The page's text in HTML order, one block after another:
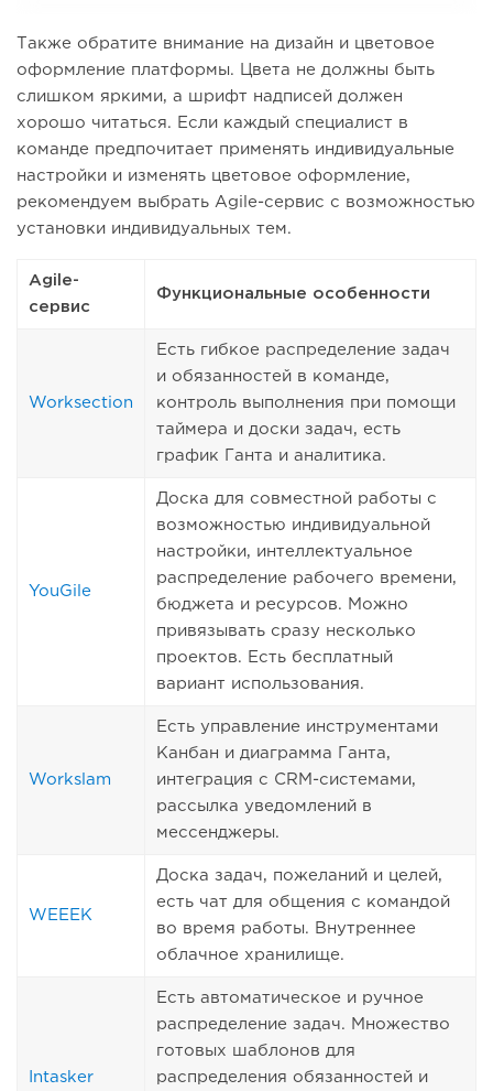
Также обратите внимание на дизайн и цветовое
оформление платформы. Цвета не должны быть
слишком яркими, а шрифт надписей должен
хорошо читаться. Если каждый специалист в
команде предпочитает применять индивидуальные
настройки и изменять цветовое оформление,
рекомендуем выбрать Agile-сервис с возможностью
установки индивидуальных тем.
Agile-
сервис
Функциональные особенности
Worksection
Есть гибкое распределение задач
и обязанностей в команде,
контроль выполнения при помощи
таймера и доски задач, есть
график Ганта и аналитика.
YouGile
Доска для совместной работы с
возможностью индивидуальной
настройки, интеллектуальное
распределение рабочего времени,
бюджета и ресурсов. Можно
привязывать сразу несколько
проектов. Есть бесплатный
вариант использования.
Workslam
Есть управление инструментами
Канбан и диаграмма Ганта,
интеграция с CRM-системами,
рассылка уведомлений в
мессенджеры.
WEEEK
Доска задач, пожеланий и целей,
есть чат для общения с командой
во время работы. Внутреннее
облачное хранилище.
Intasker
Есть автоматическое и ручное
распределение задач. Множество
готовых шаблонов для
распределения обязанностей и